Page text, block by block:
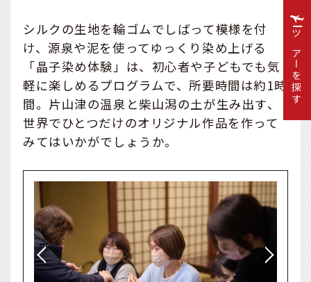
シルクの生地を輪ゴムでしばって模様を付
け、源泉や泥を使ってゆっくり染め上げる
「晶子染め体験」は、初心者や子どもでも気
軽に楽しめるプログラムで、所要時間は約1時
間。片山津の温泉と柴山潟の土が生み出す、
世界でひとつだけのオリジナル作品を作って
みてはいかがでしょうか。
ツアーを探す